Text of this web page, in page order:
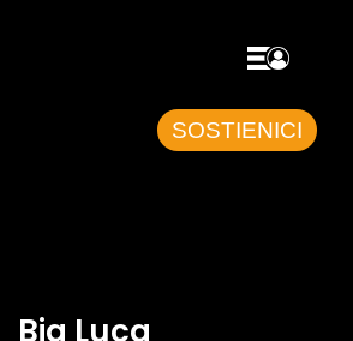
SOSTIENICI
Big Luca